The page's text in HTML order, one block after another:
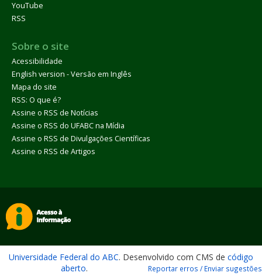
YouTube
RSS
Sobre o site
Acessibilidade
English version - Versão em Inglês
Mapa do site
RSS: O que é?
Assine o RSS de Notícias
Assine o RSS do UFABC na Mídia
Assine o RSS de Divulgações Científicas
Assine o RSS de Artigos
Universidade Federal do ABC. Desenvolvido com CMS de código
aberto. Reportar erros / Enviar sugestões